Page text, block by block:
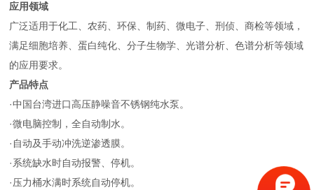
应用领域
广泛适用于化工、农药、环保、制药、微电子、刑侦、商检等领域，
满足细胞培养、蛋白纯化、分子生物学、光谱分析、色谱分析等领域
的应用要求。
产品特点
·中国台湾进口高压静噪音不锈钢纯水泵。
·微电脑控制，全自动制水。
·自动及手动冲洗逆渗透膜。
·系统缺水时自动报警、停机。
·压力桶水满时系统自动停机。